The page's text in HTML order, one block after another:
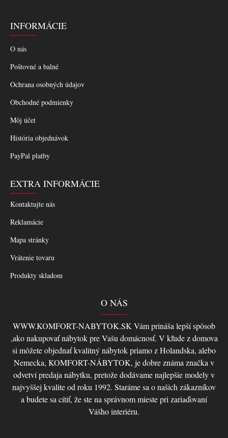
INFORMÁCIE
O nás
Poštovné a balné
Ochrana osobných údajov
Obchodné podmienky
Môj účet
História objednávok
PayPal platby
EXTRA INFORMÁCIE
Kontaktujte nás
Reklamácie
Mapa stránky
Vrátenie tovaru
Produkty skladom
O NÁS
WWW.KOMFORT-NABYTOK.SK Vám prináša lepší spôsob
,ako nakupovať nábytok pre Vašu domácnosť. V kľude z domova
si môžete objednať kvalitný nábytok priamo z Holandska, alebo
Nemecka, KOMFORT-NÁBYTOK, je dobre známa značka v
odvetví predaja nábytku, pretože dodávame najlepšie modely v
najvyššej kvalite od roku 1992. Staráme sa o našich zákazníkov
a budete sa cítiť, že ste na správnom mieste pri zariaďovaní
Vášho interiéru.